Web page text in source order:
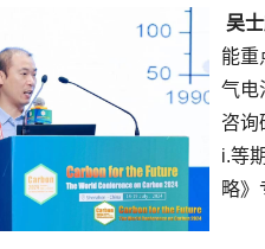
吴
能重
气电
咨询
i.等
略